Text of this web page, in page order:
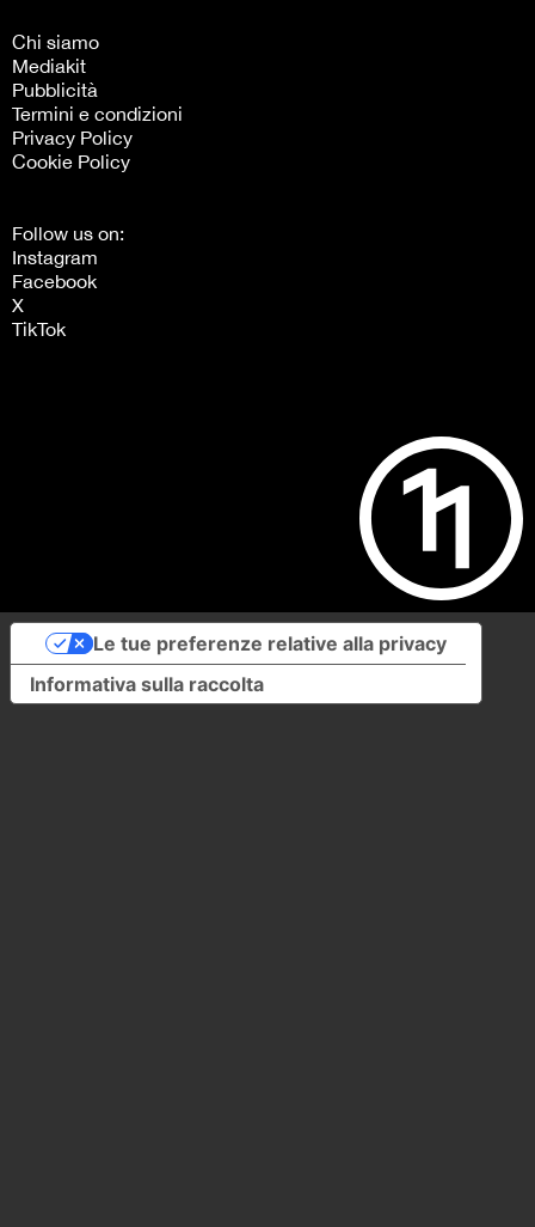
Chi siamo
Mediakit
Pubblicità
Termini e condizioni
Privacy Policy
Cookie Policy
Follow us on:
Instagram
Facebook
X
TikTok
Informativa sulla raccolta
Le tue preferenze relative alla privacy